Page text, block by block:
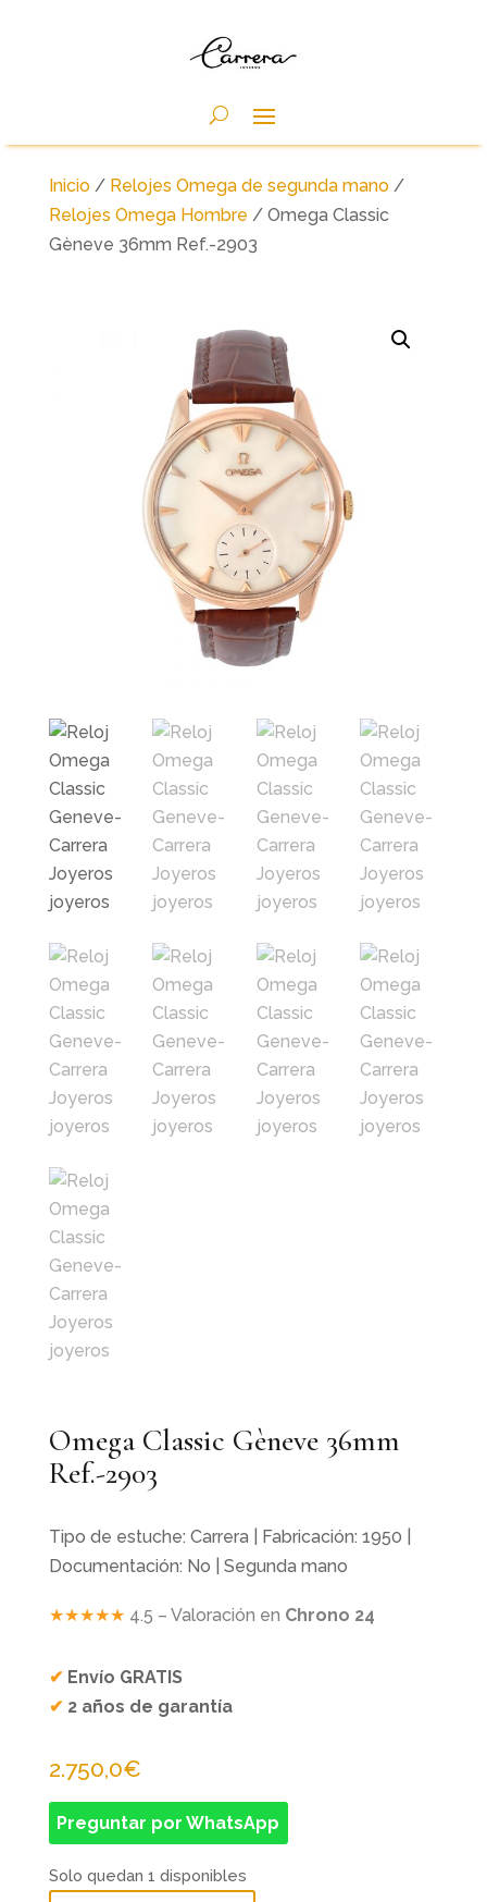
Inicio/ Relojes Omega de segunda mano/
Relojes Omega Hombre / Omega Classic
Gèneve 36mm Ref.-2903
Omega Classic Gèneve 36mm
Ref.-2903
Tipo de estuche: Carrera | Fabricación: 1950 |
Documentación: No | Segunda mano
★★★★★ 4.5 – Valoración en Chrono 24
✔ Envío GRATIS
✔ 2 años de garantía
2.750,0€
Preguntar por WhatsApp
Solo quedan 1 disponibles